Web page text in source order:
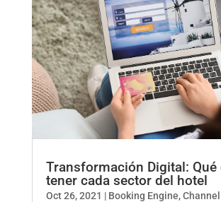
Transformación Digital: Qué
tener cada sector del hotel
Oct 26, 2021 | Booking Engine,